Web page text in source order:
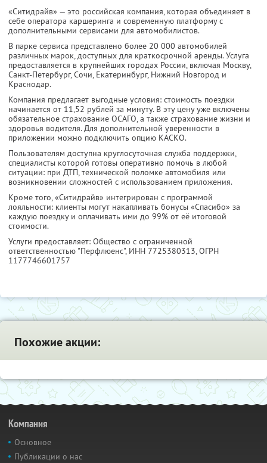
«Ситидрайв» — это российская компания, которая объединяет в
себе оператора каршеринга и современную платформу с
дополнительными сервисами для автомобилистов.
В парке сервиса представлено более 20 000 автомобилей
различных марок, доступных для краткосрочной аренды. Услуга
предоставляется в крупнейших городах России, включая Москву,
Санкт-Петербург, Сочи, Екатеринбург, Нижний Новгород и
Краснодар.
Компания предлагает выгодные условия: стоимость поездки
начинается от 11,52 рублей за минуту. В эту цену уже включены
обязательное страхование ОСАГО, а также страхование жизни и
здоровья водителя. Для дополнительной уверенности в
приложении можно подключить опцию КАСКО.
Пользователям доступна круглосуточная служба поддержки,
специалисты которой готовы оперативно помочь в любой
ситуации: при ДТП, технической поломке автомобиля или
возникновении сложностей с использованием приложения.
Кроме того, «Ситидрайв» интегрирован с программой
лояльности: клиенты могут накапливать бонусы «Спасибо» за
каждую поездку и оплачивать ими до 99% от её итоговой
стоимости.
Услуги предоставляет: Общество с ограниченной
ответственностью "Перфлюенс", ИНН 7725380313, ОГРН
1177746601757
Похожие акции:
Компания
Основное
Публикации о нас